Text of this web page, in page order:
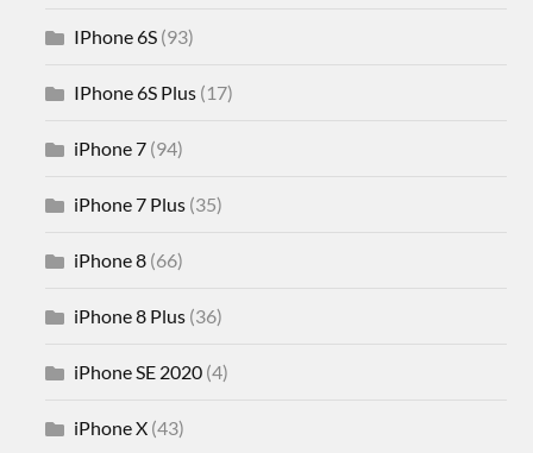
IPhone 6S (93)
IPhone 6S Plus (17)
iPhone 7 (94)
iPhone 7 Plus (35)
iPhone 8 (66)
iPhone 8 Plus (36)
iPhone SE 2020 (4)
iPhone X (43)